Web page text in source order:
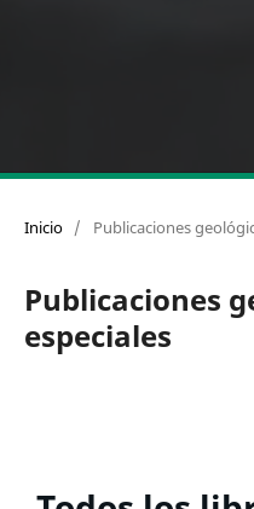
Inicio / Publicaciones
Publicaciones
especiales